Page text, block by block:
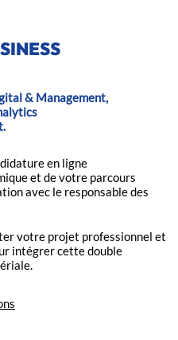
& Management,
en ligne
et de votre parcours
avec le responsable des
votre projet professionnel et
intégrer cette double